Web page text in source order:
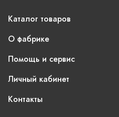
Каталог товаров
О фабрике
Помощь и сервис
Личный кабинет
Контакты